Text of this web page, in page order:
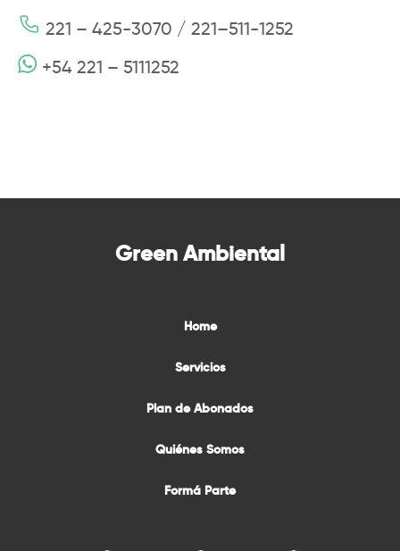
221 – 425-3070 / 221–511-1252
+54 221 – 5111252
Green Ambiental
Home
Servicios
Plan de Abonados
Quiénes Somos
Formá Parte